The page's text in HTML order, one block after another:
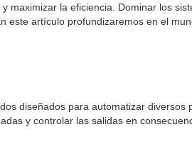
maximizar la eficiencia. Dominar los
artículo profundizaremos en el
diseñados para automatizar
y controlar las salidas en